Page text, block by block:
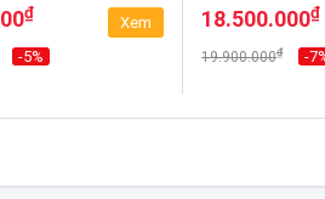
₫
-5%
Xem 18.500.000₫
19.900.000₫ -